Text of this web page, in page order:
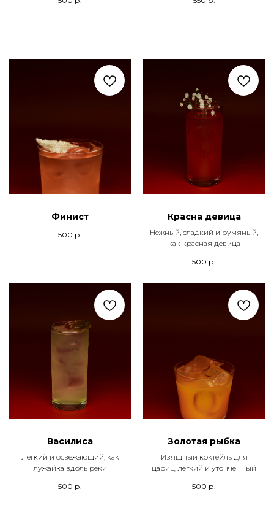
Финист
500 р.
Красна девица
Нежный, сладкий и румяный,
как красная девица
500 р.
Василиса
Легкий и освежающий, как
лужайка вдоль реки
500 р.
Золотая рыбка
Изящный коктейль для
цариц, легкий и утонченный
500 р.